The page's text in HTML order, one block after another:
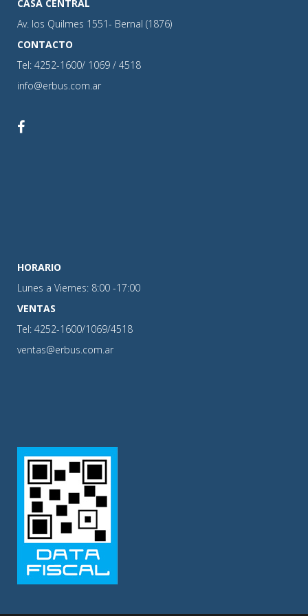
CASA CENTRAL
Av. los Quilmes 1551- Bernal (1876)
CONTACTO
Tel: 4252-1600/ 1069 / 4518
info@erbus.com.ar
HORARIO
Lunes a Viernes: 8:00 -17:00
VENTAS
Tel: 4252-1600/1069/4518
ventas@erbus.com.ar